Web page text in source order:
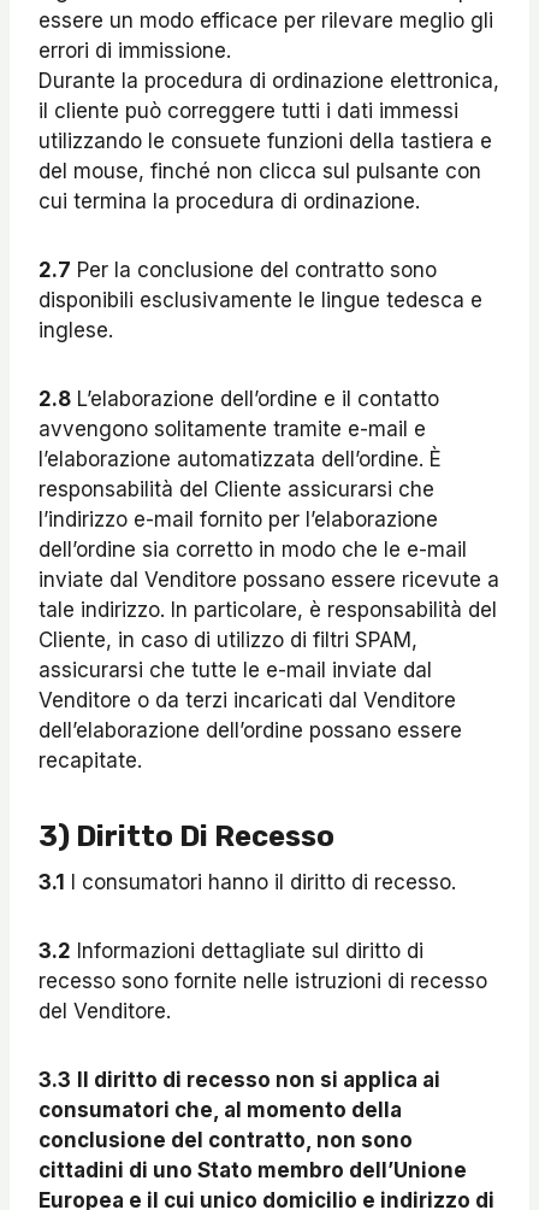
essere un modo efficace per rilevare meglio gli
errori di immissione.
Durante la procedura di ordinazione elettronica,
il cliente può correggere tutti i dati immessi
utilizzando le consuete funzioni della tastiera e
del mouse, finché non clicca sul pulsante con
cui termina la procedura di ordinazione.
2.7 Per la conclusione del contratto sono
disponibili esclusivamente le lingue tedesca e
inglese.
2.8 L’elaborazione dell’ordine e il contatto
avvengono solitamente tramite e-mail e
l’elaborazione automatizzata dell’ordine. È
responsabilità del Cliente assicurarsi che
l’indirizzo e-mail fornito per l’elaborazione
dell’ordine sia corretto in modo che le e-mail
inviate dal Venditore possano essere ricevute a
tale indirizzo. In particolare, è responsabilità del
Cliente, in caso di utilizzo di filtri SPAM,
assicurarsi che tutte le e-mail inviate dal
Venditore o da terzi incaricati dal Venditore
dell’elaborazione dell’ordine possano essere
recapitate.
3) Diritto Di Recesso
3.1 I consumatori hanno il diritto di recesso.
3.2 Informazioni dettagliate sul diritto di
recesso sono fornite nelle istruzioni di recesso
del Venditore.
3.3
Il diritto di recesso non si applica ai
consumatori che, al momento della
conclusione del contratto, non sono
cittadini di uno Stato membro dell’Unione
Europea e il cui unico domicilio e indirizzo di